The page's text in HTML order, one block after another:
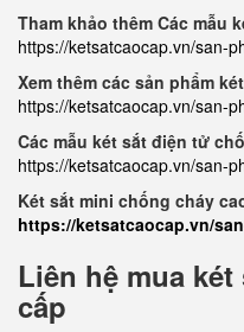
Tham khảo thêm Các mẫu
https://ketsatcaocap.vn/san-
Xem thêm các sản phẩm
https://ketsatcaocap.vn/san-
Các mẫu két sắt điện tử
https://ketsatcaocap.vn/san-
Két sắt mini chống cháy
https://ketsatcaocap.vn/
Liên hệ mua
cấp